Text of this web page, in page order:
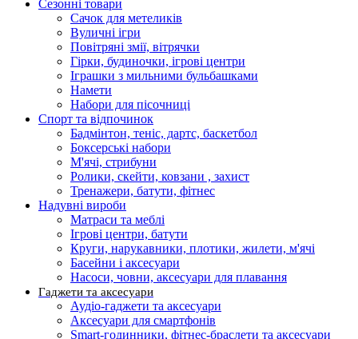
Сезонні товари
Сачок для метеликів
Вуличні ігри
Повітряні змії, вітрячки
Гірки, будиночки, ігрові центри
Іграшки з мильними бульбашками
Намети
Набори для пісочниці
Спорт та відпочинок
Бадмінтон, теніс, дартс, баскетбол
Боксерські набори
М'ячі, стрибуни
Ролики, скейти, ковзани , захист
Тренажери, батути, фітнес
Надувні вироби
Матраси та меблі
Ігрові центри, батути
Круги, нарукавники, плотики, жилети, м'ячі
Басейни і аксесуари
Насоси, човни, аксесуари для плавання
Гаджети та аксесуари
Аудіо-гаджети та аксесуари
Аксесуари для смартфонів
Smart-годинники, фітнес-браслети та аксесуари